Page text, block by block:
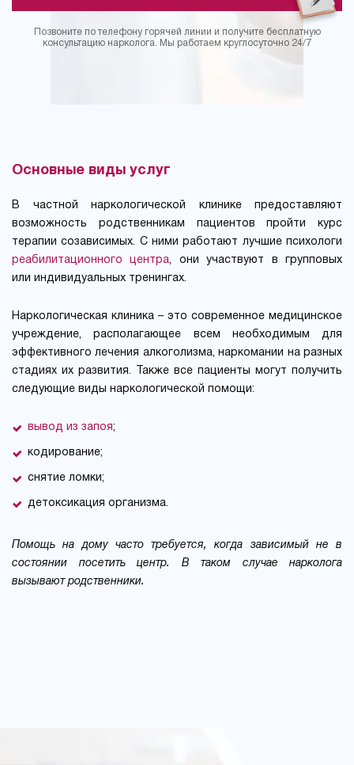
Позвоните по телефону горячей линии и получите бесплатную
консультацию нарколога. Мы работаем круглосуточно 24/7
Основные виды услуг
В частной наркологической клинике предоставляют
возможность родственникам пациентов пройти курс
терапии созависимых. С ними работают лучшие психологи
реабилитационного центра, они участвуют в групповых
или индивидуальных тренингах.
Наркологическая клиника – это современное медицинское
учреждение, располагающее всем необходимым для
эффективного лечения алкоголизма, наркомании на разных
стадиях их развития. Также все пациенты могут получить
следующие виды наркологической помощи:
вывод из запоя;
кодирование;
снятие ломки;
детоксикация организма.
Помощь на дому часто требуется, когда зависимый не в
состоянии посетить центр. В таком случае нарколога
вызывают родственники.